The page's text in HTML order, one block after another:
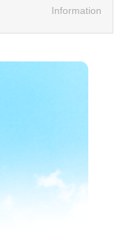
Information